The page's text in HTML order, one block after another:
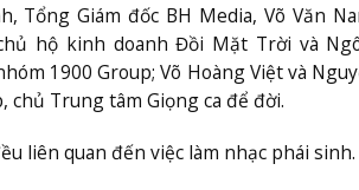
Giám đốc BH Media, Võ Văn
hộ kinh doanh Đồi Mặt Trời và
1900 Group; Võ Hoàng Việt và
chủ Trung tâm Giọng ca để đời.
liên quan đến việc làm nhạc phái sinh.